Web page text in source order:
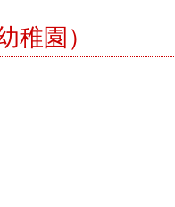
稚園）